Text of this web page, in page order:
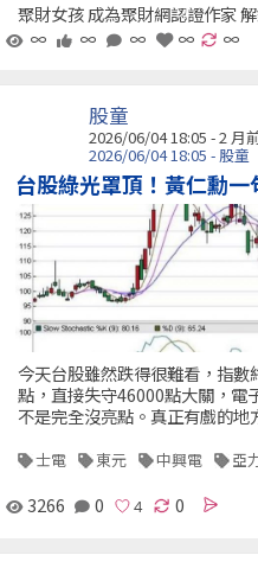
聚財女孩 成為聚財網認證作家
∞
∞ ∞ ∞ ∞
股童
2026/06/04 18:05 - 2 月
2026/06/04 18:05 - 股童
台股綠光罩頂！黃仁勳
今天台股雖然跌得很難看，指
點，直接失守46000點大關，電
不是完全沒亮點。真正有戲的
士電 東元 中興電 亞
3266 0 0